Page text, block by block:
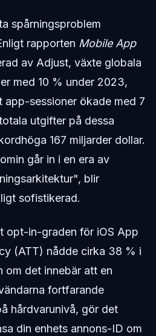
spårningsproblem
rapporten Mobile App
av Adjust, växte globala
med 10 % under 2023,
app-sessioner ökade med 7
utgifter på dessa
167 miljarder dollar.
går in i en era av
blir
sofistikerad.
opt-in-graden för iOS App
(ATT) nådde cirka 38 % i
om det innebär att en
fortfarande
hårdvarunivå, gör det
din enhets annons-ID om